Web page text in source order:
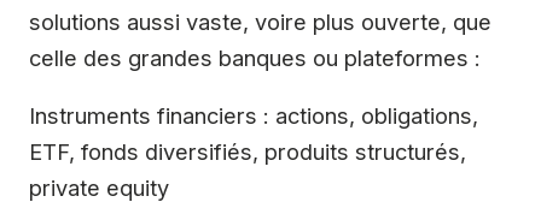
solutions aussi vaste, voire plus ouverte, que
celle des grandes banques ou plateformes :
Instruments financiers : actions, obligations,
ETF, fonds diversifiés, produits structurés,
private equity